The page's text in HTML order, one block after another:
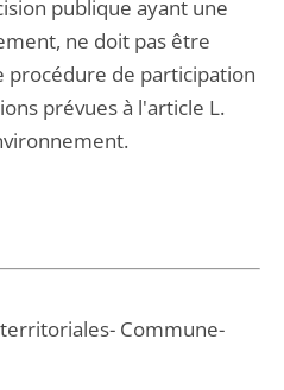
publique ayant une
ne doit pas être
procédure de participation
prévues à l'article L.
Commune-